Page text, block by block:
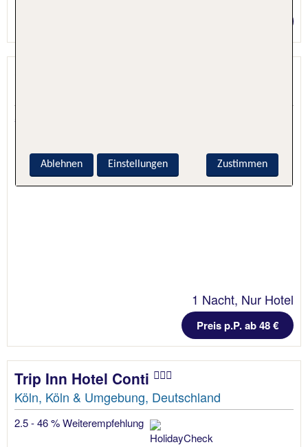
5.5 - 98 % Weiterempfehlung
1 Nacht, Nur Hotel
Preis p.P. ab 48 €
Trip Inn Hotel Conti
Köln, Köln & Umgebung, Deutschland
2.5 - 46 % Weiterempfehlung
Zustimmen
Ablehnen Einstellungen